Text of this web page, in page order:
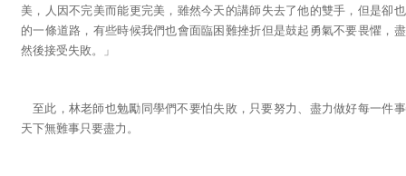
美，人因不完美而能更完美，雖然今天的講師失去了他的雙手，但是卻
的一條道路，有些時候我們也會面臨困難挫折但是鼓起勇氣不要畏懼，
然後接受失敗。」
至此，林老師也勉勵同學們不要怕失敗，只要努力、盡力做好每一件
天下無難事只要盡力。